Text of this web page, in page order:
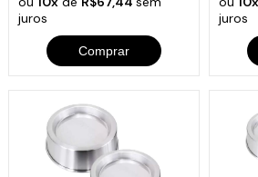
juros
Comprar
juros